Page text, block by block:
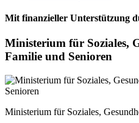
Mit finanzieller Unterstützung
Ministerium für Soziales,
Familie und Senioren
Ministerium für Soziales,